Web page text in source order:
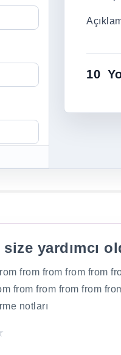
10
yardımcı
from from from from
from from from from
notları